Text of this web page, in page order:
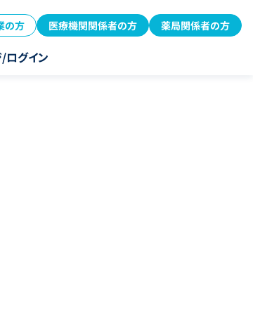
の方 医療機関関係者の方 薬局関係者の方
ログイン